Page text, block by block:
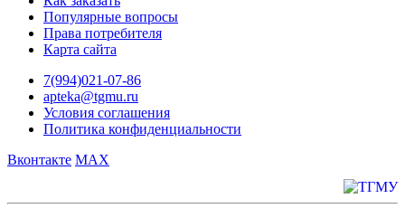
Популярные вопросы
Права потребителя
Карта сайта
7(994)021-07-86
apteka@tgmu.ru
Условия соглашения
Политика конфиденциальности
Вконтакте MAX